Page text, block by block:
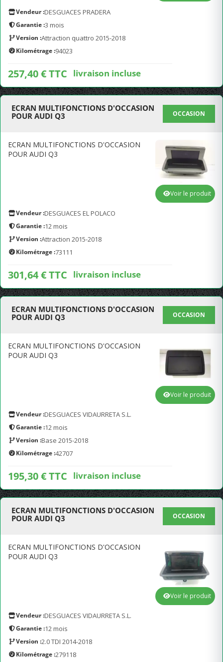
Vendeur :DESGUACES PRADERA
Garantie :3 mois
Version :Attraction quattro 2015-2018
Kilométrage :94023
257,40 € TTC livraison incluse
ECRAN MULTIFONCTIONS D'OCCASION
POUR AUDI Q3
OCCASION
ECRAN MULTIFONCTIONS D'OCCASION
POUR AUDI Q3
Vendeur :DESGUACES EL POLACO
Garantie :12 mois
Version :Attraction 2015-2018
Kilométrage :73111
301,64 € TTC livraison incluse
Voir le produit
ECRAN MULTIFONCTIONS D'OCCASION
POUR AUDI Q3
OCCASION
ECRAN MULTIFONCTIONS D'OCCASION
POUR AUDI Q3
Vendeur :DESGUACES VIDAURRETA S.L.
Garantie :12 mois
Version :Base 2015-2018
Kilométrage :42707
195,30 € TTC livraison incluse
Voir le produit
ECRAN MULTIFONCTIONS D'OCCASION
POUR AUDI Q3
OCCASION
ECRAN MULTIFONCTIONS D'OCCASION
POUR AUDI Q3
Vendeur :DESGUACES VIDAURRETA S.L.
Garantie :12 mois
Version :2.0 TDI 2014-2018
Kilométrage :279118
Voir le produit